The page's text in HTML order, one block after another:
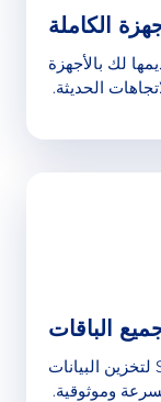
الكاملة
لك بالأجهزة
الحديثة.
نحن نستخدم خوادمنا المدعومة بتقنية SSD لتخزين البيانات
وموثوقية.